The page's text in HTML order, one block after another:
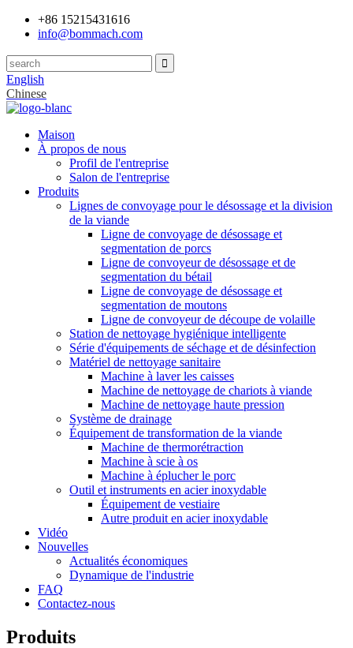
+86 15215431616
info@bommach.com
English
Chinese
Maison
À propos de nous
Profil de l'entreprise
Salon de l'entreprise
Produits
Lignes de convoyage pour le désossage et la division
de la viande
Ligne de convoyage de désossage et
segmentation de porcs
Ligne de convoyeur de désossage et de
segmentation du bétail
Ligne de convoyage de désossage et
segmentation de moutons
Ligne de convoyeur de découpe de volaille
Station de nettoyage hygiénique intelligente
Série d'équipements de séchage et de désinfection
Matériel de nettoyage sanitaire
Machine à laver les caisses
Machine de nettoyage de chariots à viande
Machine de nettoyage haute pression
Système de drainage
Équipement de transformation de la viande
Machine de thermorétraction
Machine à scie à os
Machine à éplucher le porc
Outil et instruments en acier inoxydable
Équipement de vestiaire
Autre produit en acier inoxydable
Vidéo
Nouvelles
Actualités économiques
Dynamique de l'industrie
FAQ
Contactez-nous
Produits